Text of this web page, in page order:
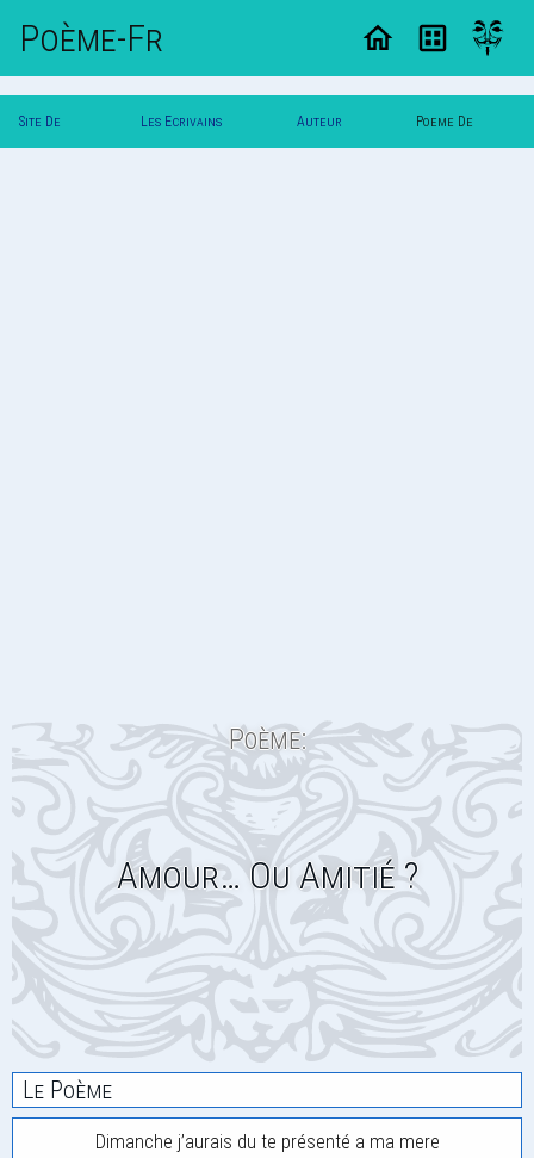
Poème-Fr
Site De Les Ecrivains Auteur Poeme De
Poème:
Amour… Ou Amitié ?
Le Poème
Dimanche j’aurais du te présenté a ma mere